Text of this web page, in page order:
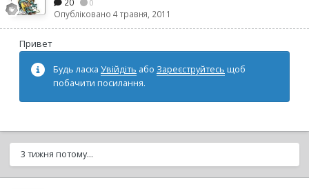
0
Опубліковано 4 травня, 2011
Привет
Будь ласка Увійдіть або Зареєструйтесь щоб
побачити посилання.
3 тижня потому...